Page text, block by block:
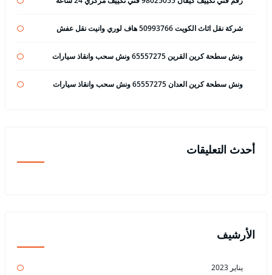
شركة نقل اثاث الكويت 50993766 هاف لوري وانيت نقل عفش
ونش سطحة كرين القرين 65557275 ونش سحب وانقاذ سيارات
ونش سطحة كرين العدان 65557275 ونش سحب وانقاذ سيارات
أحدث التعليقات
الأرشيف
يناير 2023